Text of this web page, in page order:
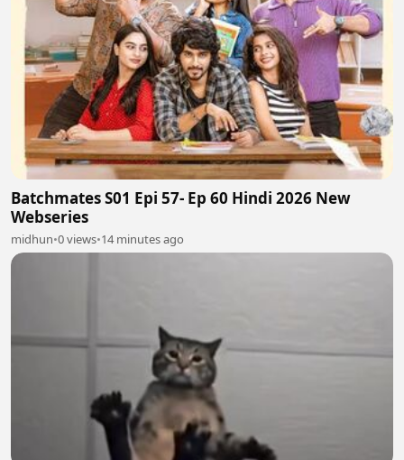
Batchmates S01 Epi 57- Ep 60 Hindi 2026 New
Webseries
midhun•0 views•14 minutes ago